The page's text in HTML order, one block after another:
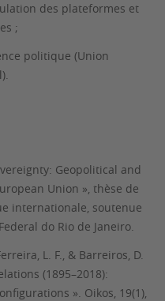
des plateformes et
;
politique (Union
Geopolitical and
Union », thèse de
internationale, soutenue
do Rio de Janeiro.
L. F., & Barreiros, D.
(1895–2018):
». Oikos, 19(1),